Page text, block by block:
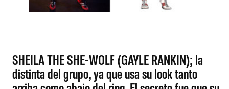
SHEILA THE SHE-WOLF (GAYLE RANKIN); la
distinta del grupo, ya que usa su look tanto